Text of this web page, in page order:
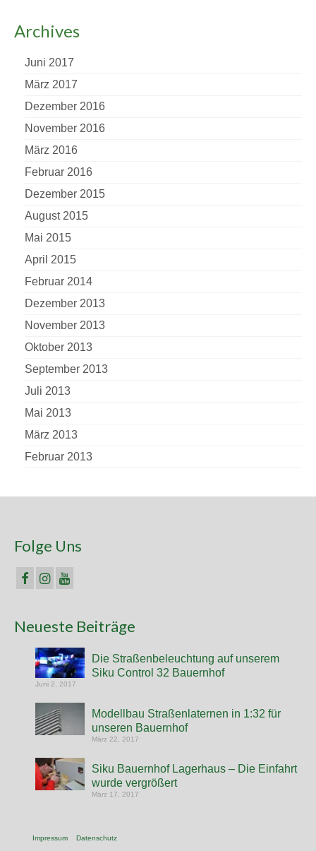
Archives
Juni 2017
März 2017
Dezember 2016
November 2016
März 2016
Februar 2016
Dezember 2015
August 2015
Mai 2015
April 2015
Februar 2014
Dezember 2013
November 2013
Oktober 2013
September 2013
Juli 2013
Mai 2013
März 2013
Februar 2013
Folge Uns
Neueste Beiträge
Die Straßenbeleuchtung auf unserem
Siku Control 32 Bauernhof
Juni 2, 2017
Modellbau Straßenlaternen in 1:32 für
unseren Bauernhof
März 22, 2017
Siku Bauernhof Lagerhaus – Die Einfahrt
wurde vergrößert
März 17, 2017
Impressum Datenschutz